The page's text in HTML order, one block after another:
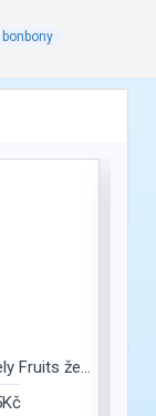
Bebeto Lovely Fruits želé bonbóny